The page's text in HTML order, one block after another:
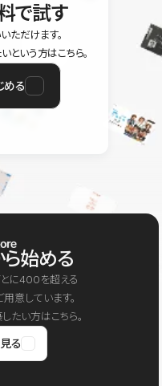
で試す
ただけます。
という方はこちら。
める
ら始める
に400を超える
意しています。
たい方はこちら。
る